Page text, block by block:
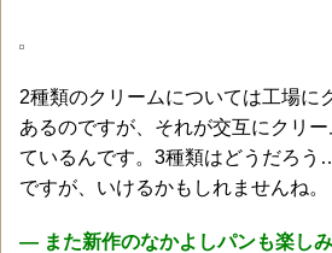
2種類のクリームについては工場に
あるのですが、それが交互にクリ
ているんです。3種類はどうだろ
ですが、いけるかもしれませんね。
― また新作のなかよしパンも楽しみ